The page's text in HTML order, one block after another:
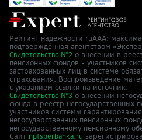
Рейтинг надёжности ruAAA:
подтверждённая агентством
Свидетельство №2 о внесении в
пенсионных фондов - участников
застрахованных лиц в системе
страхования. Воспроизведение
с указанием ссылки на источник.
Свидетельство №3 о внесении
фонда в реестр негосударственных
участников системы
негосударственных пенсионных
негосударственному пенсионному
Сайт npfsberbanka.ru